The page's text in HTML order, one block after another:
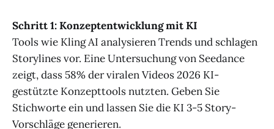
Schritt 1: Konzeptentwicklung mit KI
Tools wie Kling AI analysieren Trends und schlagen
Storylines vor. Eine Untersuchung von Seedance
zeigt, dass 58% der viralen Videos 2026 KI-
gestützte Konzepttools nutzten. Geben Sie
Stichworte ein und lassen Sie die KI 3-5 Story-
Vorschläge generieren.